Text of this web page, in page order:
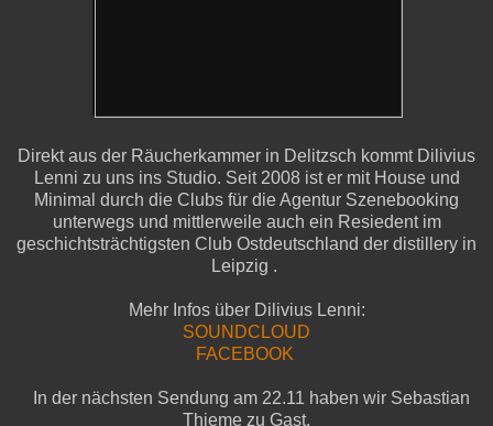
Direkt aus der Räucherkammer in Delitzsch kommt Dilivius
Lenni zu uns ins Studio. Seit 2008 ist er mit House und
Minimal durch die Clubs für die Agentur Szenebooking
unterwegs und mittlerweile auch ein Resiedent im
geschichtsträchtigsten Club Ostdeutschland der distillery in
Leipzig .
Mehr Infos über Dilivius Lenni:
SOUNDCLOUD
FACEBOOK
In der nächsten Sendung am 22.11 haben wir Sebastian
Thieme zu Gast.